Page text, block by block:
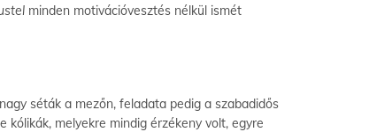
minden motivációvesztés nélkül ismét
séták a mezőn, feladata pedig a szabadidős
melyekre mindig érzékeny volt, egyre